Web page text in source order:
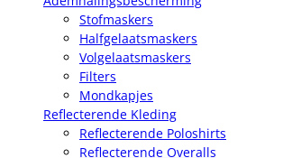
Stofmaskers
Halfgelaatsmaskers
Volgelaatsmaskers
Filters
Mondkapjes
Reflecterende Kleding
Reflecterende Poloshirts
Reflecterende Overalls